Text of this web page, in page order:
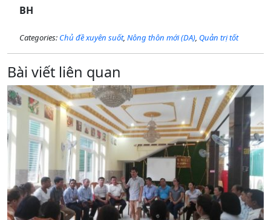
BH
Categories: Chủ đề xuyên suốt, Nông thôn mới (DA) Quản trị tốt
Bài viết liên quan